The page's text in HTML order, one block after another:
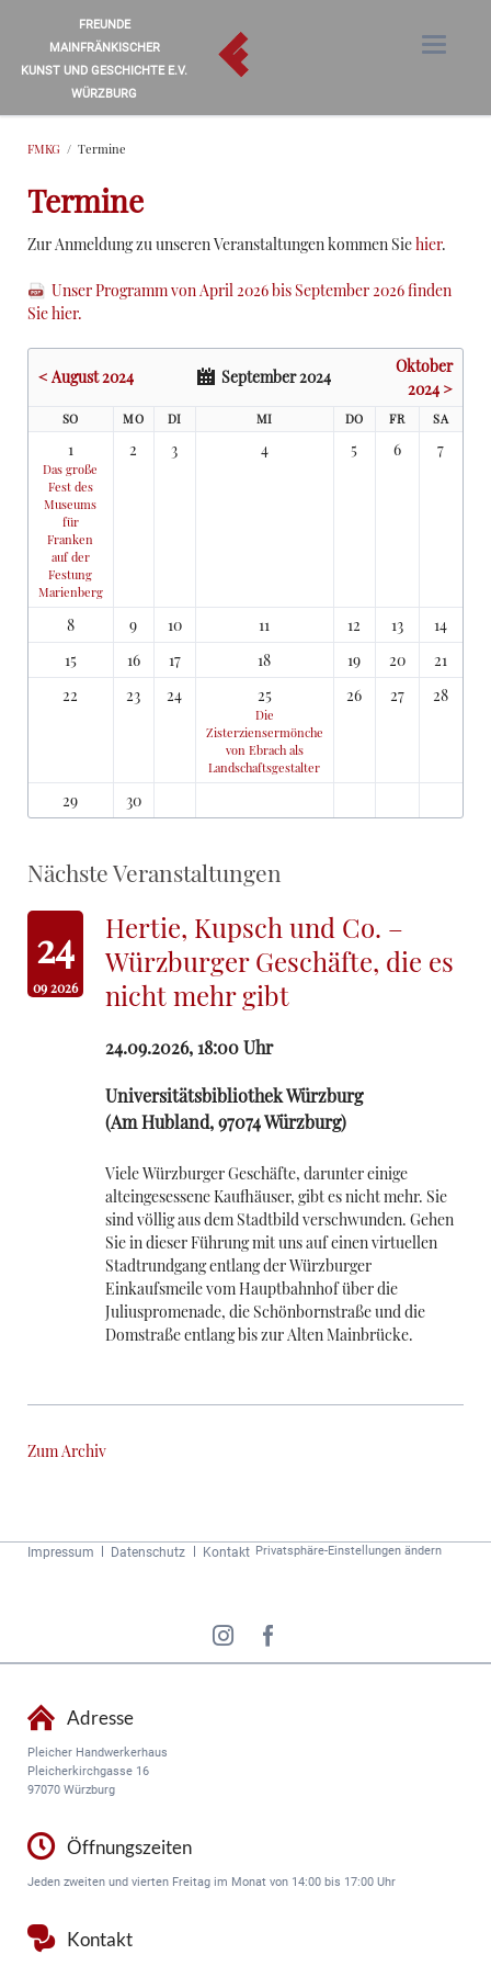
FREUNDE
MAINFRÄNKISCHER
KUNST UND GESCHICHTE E.V.
WÜRZBURG
FMKG Termine
Termine
Zur Anmeldung zu unseren Veranstaltungen kommen Siehier.
Unser Programm von April 2026 bis September 2026 finden
Sie hier.
< August 2024 September 2024
Oktober
2024 >
SO MO DI MI DO FR SA
1
Das große
Fest des
Museums
für
Franken
auf der
Festung
Marienberg
2 3 4 5 6 7
8 9 10 11 12 13
14
15
16 17 18 19 20
21
22
23 24 25
Die
Zisterziensermönche
von Ebrach als
Landschaftsgestalter
26 27 28
29 30
Nächste Veranstaltungen
24
09 2026
Hertie, Kupsch und Co. –
Würzburger Geschäfte, die es
nicht mehr gibt
24.09.2026, 18:00Uhr
Universitätsbibliothek Würzburg
(Am Hubland, 97074 Würzburg)
Viele Würzburger Geschäfte, darunter einige
alteingesessene Kaufhäuser, gibt es nicht mehr. Sie
sind völlig aus dem Stadtbild verschwunden. Gehen
Sie in dieser Führung mit uns auf einen virtuellen
Stadtrundgang entlang der Würzburger
Einkaufsmeile vom Hauptbahnhof über die
Juliuspromenade, die Schönbornstraße und die
Domstraße entlang bis zur Alten Mainbrücke.
Zum Archiv
Navigation
Impressum Datenschutz Kontakt Privatsphäre-Einstellungen ändern
Adresse
Pleicher Handwerkerhaus
Pleicherkirchgasse 16
97070 Würzburg
Öffnungszeiten
Jeden zweiten und vierten Freitag im Monat von 14:00 bis 17:00 Uhr
Kontakt